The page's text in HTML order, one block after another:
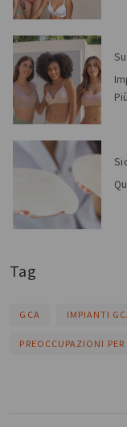
Tag
GCA IMPIANTI
PREOCCUPAZIONI